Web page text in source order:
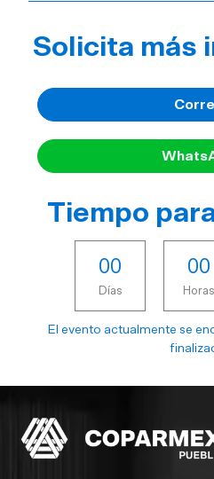
Solicita más
Tiempo
00
Días
00
Horas
El evento actualmente se